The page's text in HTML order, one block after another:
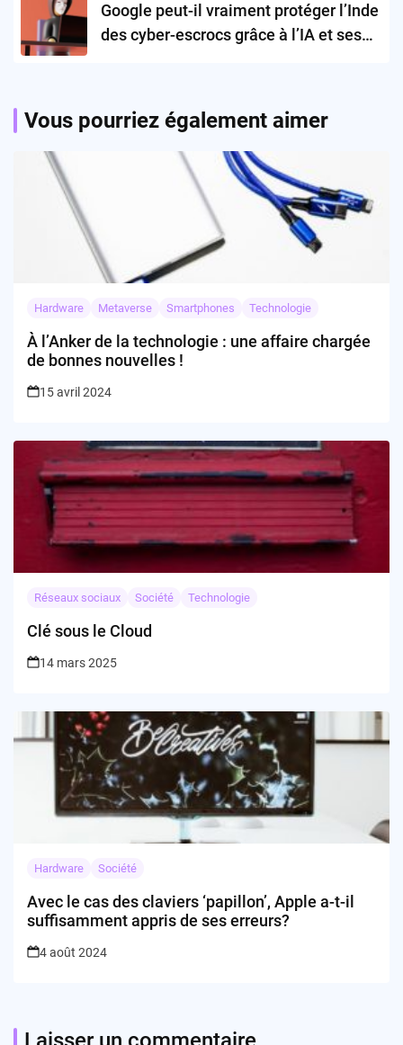
Google peut-il vraiment protéger l’Inde
des cyber-escrocs grâce à l’IA et ses
Vous pourriez également aimer
Hardware Metaverse Smartphones Technologie
À l’Anker de la technologie : une affaire chargée
de bonnes nouvelles !
15 avril 2024
Réseaux sociaux Société Technologie
Clé sous le Cloud
14 mars 2025
Hardware Société
Avec le cas des claviers ‘papillon’, Apple a-t-il
suffisamment appris de ses erreurs?
4 août 2024